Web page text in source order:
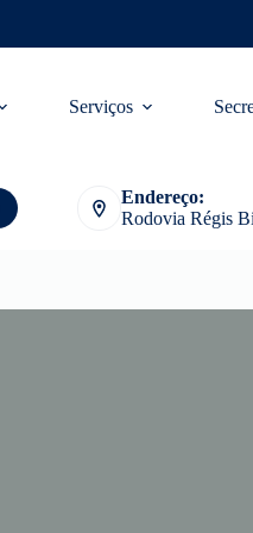
Serviços
Endereço:
Rodovia Régis